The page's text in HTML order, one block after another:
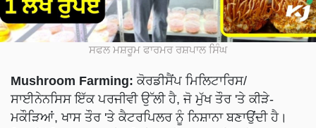
ਸਫਲ ਮਸ਼ਰੂਮ ਫਾਰਮਰ ਰਸ਼ਪਾਲ ਸਿੰਘ
Mushroom Farming: ਕੋਰਡੀਸੈਂਪ ਮਿਲਿਟਾਰਿਸ/
ਸਾਈਨੇਨਸਿਸ ਇੱਕ ਪਰਜੀਵੀ ਉੱਲੀ ਹੈ, ਜੋ ਮੁੱਖ ਤੌਰ 'ਤੇ ਕੀੜੇ-
ਮਕੌੜਿਆਂ, ਖਾਸ ਤੌਰ 'ਤੇ ਕੈਟਰਪਿਲਰ ਨੂੰ ਨਿਸ਼ਾਨਾ ਬਣਾਉਂਦੀ ਹੈ।